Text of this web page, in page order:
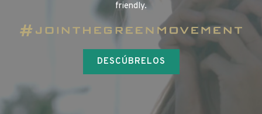
friendly.
DESCÚBRELOS